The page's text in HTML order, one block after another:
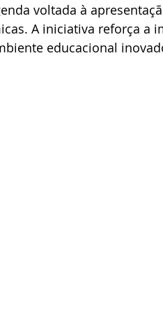
voltada à
A iniciativa reforça a
educacional